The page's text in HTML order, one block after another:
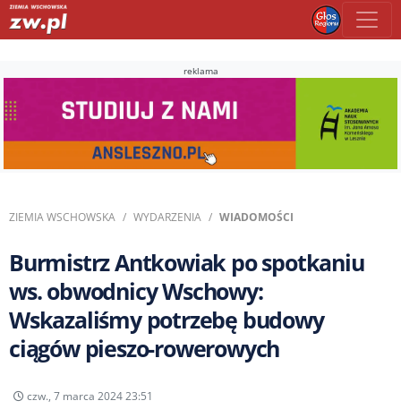
reklama
ZIEMIA WSCHOWSKA WYDARZENIA WIADOMOŚCI
Burmistrz Antkowiak po spotkaniu
ws. obwodnicy Wschowy:
Wskazaliśmy potrzebę budowy
ciągów pieszo-rowerowych
czw., 7 marca 2024 23:51